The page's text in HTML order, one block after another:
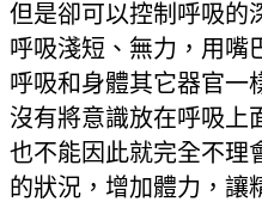
但是卻可以控制呼吸的
呼吸淺短、無力，用嘴
呼吸和身體其它器官一
沒有將意識放在呼吸上
也不能因此就完全不理
的狀況，增加體力，讓